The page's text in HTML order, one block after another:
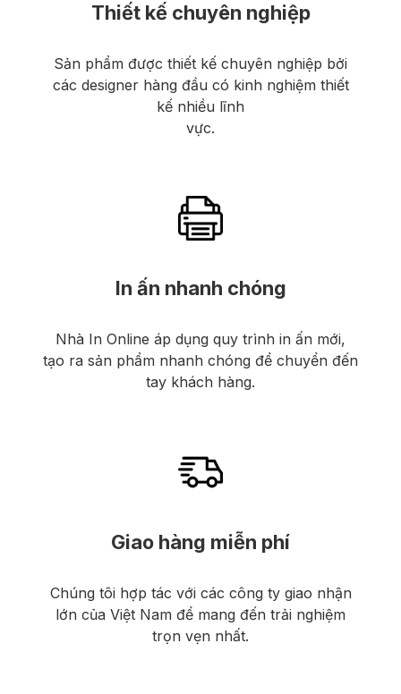
Thiết kế chuyên nghiệp
Sản phẩm được thiết kế chuyên nghiệp bởi
các designer hàng đầu có kinh nghiệm thiết
kế nhiều lĩnh
vực.
In ấn nhanh chóng
Nhà In Online áp dụng quy trình in ấn mới,
tạo ra sản phẩm nhanh chóng để chuyển đến
tay khách hàng.
Giao hàng miễn phí
Chúng tôi hợp tác với các công ty giao nhận
lớn của Việt Nam để mang đến trải nghiệm
trọn vẹn nhất.